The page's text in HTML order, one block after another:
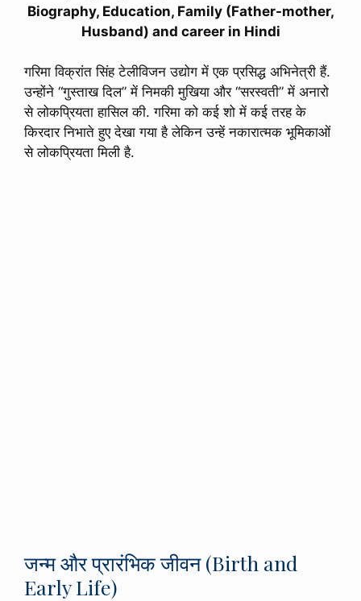
Biography, Education, Family (Father-mother,
Husband) and career in Hindi
गरिमा विक्रांत सिंह टेलीविजन उद्योग में एक प्रसिद्ध अभिनेत्री हैं.
उन्होंने “गुस्ताख दिल” में निमकी मुखिया और “सरस्वती” में अनारो
से लोकप्रियता हासिल की. गरिमा को कई शो में कई तरह के
किरदार निभाते हुए देखा गया है लेकिन उन्हें नकारात्मक भूमिकाओं
से लोकप्रियता मिली है.
जन्म और प्रारंभिक जीवन (Birth and
Early Life)